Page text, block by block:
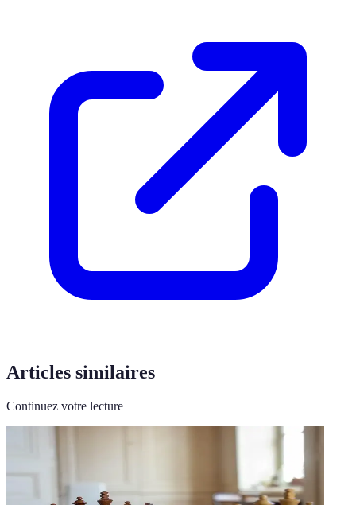
Articles similaires
Continuez votre lecture